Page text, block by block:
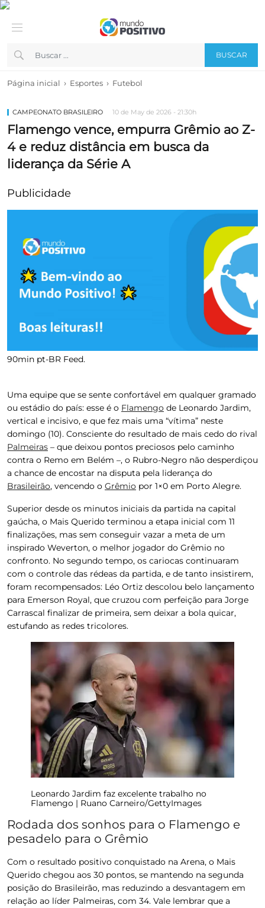
BUSCAR
Página inicial › Esportes › Futebol
CAMPEONATO BRASILEIRO 10 de May de 2026 - 21:30h
Flamengo vence, empurra Grêmio ao Z-
4 e reduz distância em busca da
liderança da Série A
Publicidade
90min pt-BR Feed.
Uma equipe que se sente confortável em qualquer gramado
ou estádio do país: esse é o Flamengo de Leonardo Jardim,
vertical e incisivo, e que fez mais uma “vítima” neste
domingo (10). Consciente do resultado de mais cedo do rival
Palmeiras – que deixou pontos preciosos pelo caminho
contra o Remo em Belém –, o Rubro-Negro não desperdiçou
a chance de encostar na disputa pela liderança do
Brasileirão, vencendo o Grêmio por 1×0 em Porto Alegre.
Superior desde os minutos iniciais da partida na capital
gaúcha, o Mais Querido terminou a etapa inicial com 11
finalizações, mas sem conseguir vazar a meta de um
inspirado Weverton, o melhor jogador do Grêmio no
confronto. No segundo tempo, os cariocas continuaram
com o controle das rédeas da partida, e de tanto insistirem,
foram recompensados: Léo Ortiz descolou belo lançamento
para Emerson Royal, que cruzou com perfeição para Jorge
Carrascal finalizar de primeira, sem deixar a bola quicar,
estufando as redes tricolores.
Leonardo Jardim faz excelente trabalho no
Flamengo | Ruano Carneiro/GettyImages
Rodada dos sonhos para o Flamengo e
pesadelo para o Grêmio
Com o resultado positivo conquistado na Arena, o Mais
Querido chegou aos 30 pontos, se mantendo na segunda
posição do Brasileirão, mas reduzindo a desvantagem em
relação ao líder Palmeiras, com 34. Vale lembrar que a